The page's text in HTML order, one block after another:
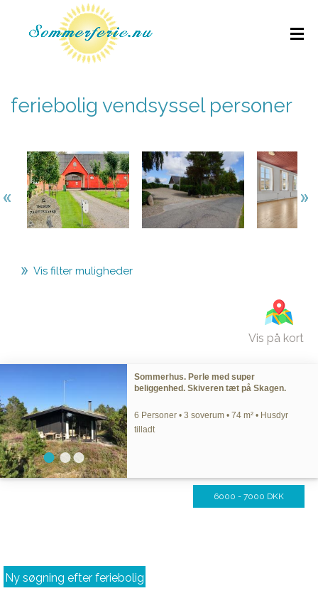
feriebolig vendsyssel personer
Vis filter muligheder
Vis på kort
Sommerhus. Perle med super
beliggenhed. Skiveren tæt på Skagen.
6 Personer • 3 soverum • 74 m² • Husdyr
tilladt
6000 - 7000 DKK
Ny søgning efter feriebolig